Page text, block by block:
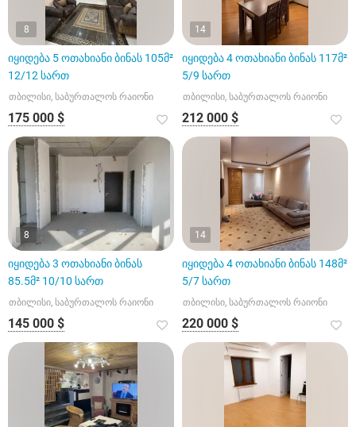
8
იყიდება 5 ოთახიანი ბინას 105მ²
12/12 სართ
თბილისი, საბურთალოს რაიონი
175 000 $
14
იყიდება 4 ოთახიანი ბინას 117მ²
5/9 სართ
თბილისი, საბურთალოს რაიონი
212 000 $
8
იყიდება 3 ოთახიანი ბინას
85.5მ² 10/10 სართ
თბილისი, საბურთალოს რაიონი
145 000 $
14
იყიდება 4 ოთახიანი ბინას 148მ²
5/7 სართ
თბილისი, საბურთალოს რაიონი
220 000 $